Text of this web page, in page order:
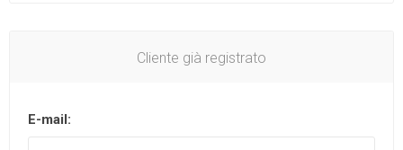
Cliente già registrato
E-mail: